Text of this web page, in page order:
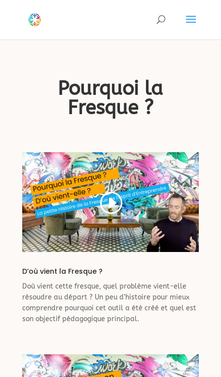
Pourquoi la
Fresque ?
D’où vient la Fresque ?
Doù vient cette fresque, quel problème vient-elle
résoudre au départ ? Un peu d’histoire pour mieux
comprendre pourquoi cet outil a été créé et quel est
son objectif pédagogique principal.